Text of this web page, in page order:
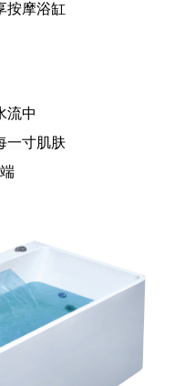
摩浴缸
流中
一寸肌肤